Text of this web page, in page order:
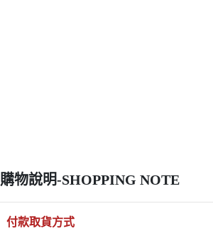
購物說明-SHOPPING NOTE
付款取貨方式